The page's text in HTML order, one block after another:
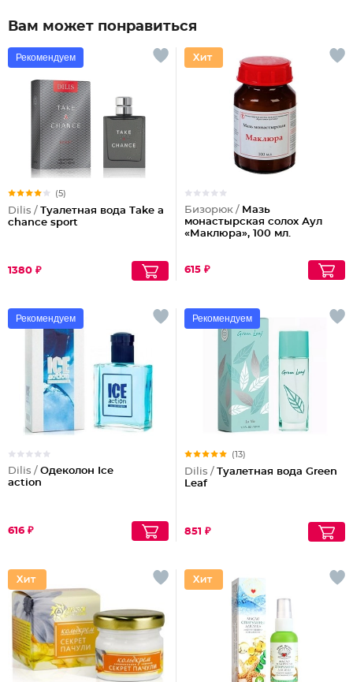
Вам может понравиться
Рекомендуем
(5)
Dilis / Туалетная вода Take a
chance sport
1380 ₽
Бизорюк / Мазь
монастырская солох Аул
«Маклюра», 100 мл.
615 ₽
Рекомендуем
Dilis / Одеколон Ice
action
616 ₽
Рекомендуем
(13)
Dilis / Туалетная вода Green
Leaf
851 ₽